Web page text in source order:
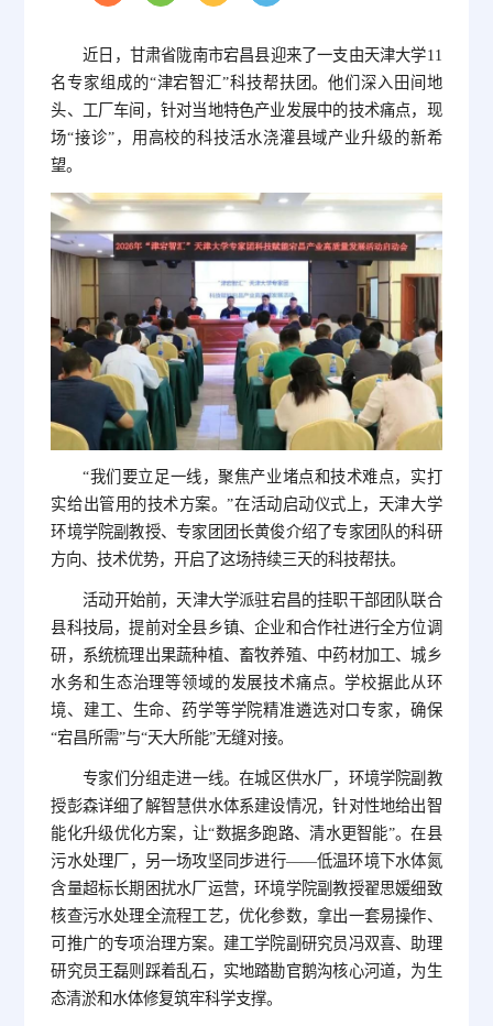
近日，甘肃省陇南市宕昌县迎来了一支由天津大学11
名专家组成的“津宕智汇”科技帮扶团。他们深入田间地
头、工厂车间，针对当地特色产业发展中的技术痛点，现
场“接诊”，用高校的科技活水浇灌县域产业升级的新希
望。
“我们要立足一线，聚焦产业堵点和技术难点，实打
实给出管用的技术方案。”在活动启动仪式上，天津大学
环境学院副教授、专家团团长黄俊介绍了专家团队的科研
方向、技术优势，开启了这场持续三天的科技帮扶。
活动开始前，天津大学派驻宕昌的挂职干部团队联合
县科技局，提前对全县乡镇、企业和合作社进行全方位调
研，系统梳理出果蔬种植、畜牧养殖、中药材加工、城乡
水务和生态治理等领域的发展技术痛点。学校据此从环
境、建工、生命、药学等学院精准遴选对口专家，确保
“宕昌所需”与“天大所能”无缝对接。
专家们分组走进一线。在城区供水厂，环境学院副教
授彭森详细了解智慧供水体系建设情况，针对性地给出智
能化升级优化方案，让“数据多跑路、清水更智能”。在县
污水处理厂，另一场攻坚同步进行——低温环境下水体氮
含量超标长期困扰水厂运营，环境学院副教授翟思媛细致
核查污水处理全流程工艺，优化参数，拿出一套易操作、
可推广的专项治理方案。建工学院副研究员冯双喜、助理
研究员王磊则踩着乱石，实地踏勘官鹅沟核心河道，为生
态清淤和水体修复筑牢科学支撑。